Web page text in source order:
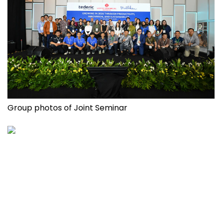
Group photos of Joint Seminar